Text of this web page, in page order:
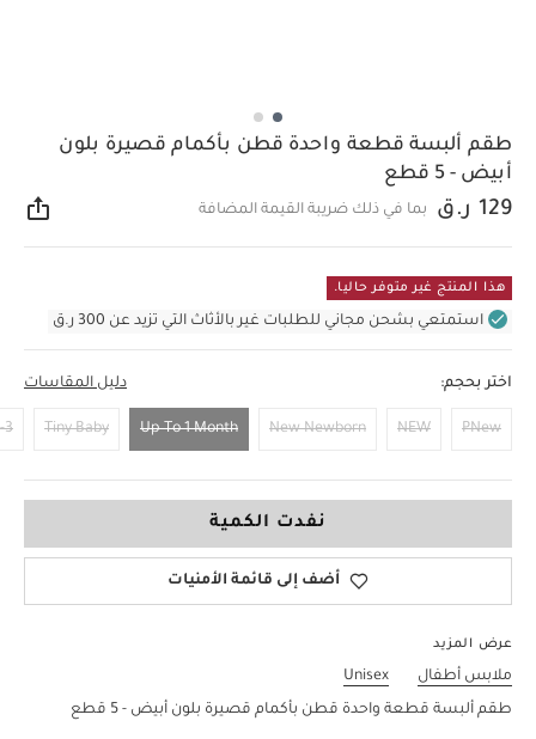
طقم ألبسة قطعة واحدة قطن بأكمام قصيرة بلون
أبيض - 5 قطع
129 ر.ق بما في ذلك ضريبة القيمة المضافة
هذا المنتج غير متوفر حاليا.
استمتعي بشحن مجاني للطلبات غير بالأثاث التي تزيد عن 300 ر.ق
اختر بحجم: دليل المقاسات
PNew
NEW
New Newborn
Up To 1 Month
Tiny Baby
نفدت الكمية
أضف إلى قائمة الأمنيات
عرض المزيد
ملابس أطفال
Unisex
طقم ألبسة قطعة واحدة قطن بأكمام قصيرة بلون أبيض - 5 قطع